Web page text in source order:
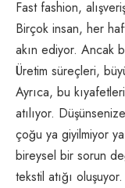
Fast fashion,
Birçok insan, her
akın ediyor. Ancak
Üretim süreçleri,
Ayrıca, bu
atılıyor.
çoğu ya giyilmiyor
bireysel bir sorun
tekstil atığı oluşuyor.